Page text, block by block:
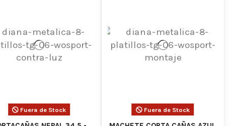
Fuera de Stock Fuera de Stock